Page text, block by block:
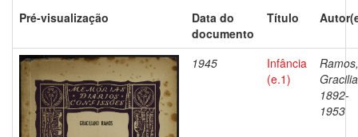
Pré-visualização
Data do
documento
Título
1945
Infância
(e.1)
Ramos,
1892-
1953